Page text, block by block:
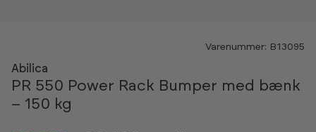
Varenummer: B13095
Abilica
PR 550 Power Rack Bumper med bænk
– 150 kg